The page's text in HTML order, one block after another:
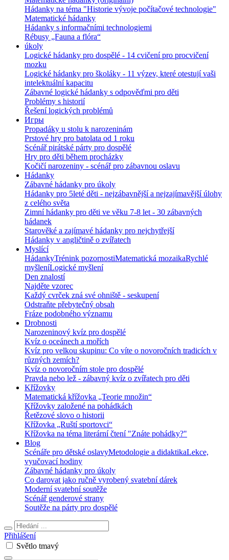
Hádanky na téma "Historie vývoje počítačové technologie"
Matematické hádanky
Hádanky s informačními technologiemi
Rébusy „Fauna a flóra“
úkoly
Logické hádanky pro dospělé - 14 cvičení pro procvičení
mozku
Logické hádanky pro školáky - 11 výzev, které otestují vaši
intelektuální kapacitu
Zábavné logické hádanky s odpověďmi pro děti
Problémy s historií
Řešení logických problémů
Игры
Propadáky u stolu k narozeninám
Prstové hry pro batolata od 1 roku
Scénář pirátské párty pro dospělé
Hry pro děti během procházky
Kočičí narozeniny - scénář pro zábavnou oslavu
Hádanky
Zábavné hádanky pro úkoly
Hádanky pro 5leté děti - nejzábavnější a nejzajímavější úlohy
z celého světa
Zimní hádanky pro děti ve věku 7-8 let - 30 zábavných
hádanek
Starověké a zajímavé hádanky pro nejchytřejší
Hádanky v angličtině o zvířatech
Myslící
HádankyTrénink pozornostiMatematická mozaikaRychlé
myšleníLogické myšlení
Den znalostí
Najděte vzorec
Každý cvrček zná své ohniště - seskupení
Odstraňte přebytečný obsah
Fráze podobného významu
Drobnosti
Narozeninový kvíz pro dospělé
Kvíz o oceánech a mořích
Kvíz pro velkou skupinu: Co víte o novoročních tradicích v
různých zemích?
Kvíz o novoročním stole pro dospělé
Pravda nebo lež - zábavný kvíz o zvířatech pro děti
Křížovky
Matematická křížovka „Teorie množin“
Křížovky založené na pohádkách
Řetězové slovo o historii
Křížovka „Ruští sportovci“
Křížovka na téma literární čtení "Znáte pohádky?"
Blog
Scénáře pro dětské oslavyMetodologie a didaktikaLekce,
vyučovací hodiny
Zábavné hádanky pro úkoly
Co darovat jako ručně vyrobený svatební dárek
Moderní svatební soutěže
Scénář genderové strany
Soutěže na párty pro dospělé
Přihlášení
Světlo tmavý